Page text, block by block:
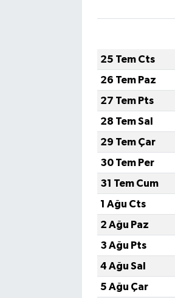
25 Tem Cts
26 Tem Paz
27 Tem Pts
28 Tem Sal
29 Tem Çar
30 Tem Per
31 Tem Cum
1 Ağu Cts
2 Ağu Paz
3 Ağu Pts
4 Ağu Sal
5 Ağu Çar